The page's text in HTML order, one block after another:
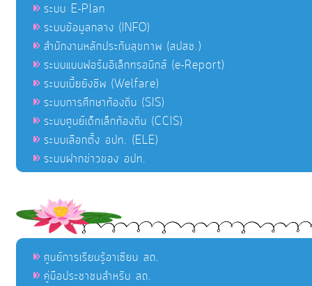
ระบบ E-Plan
ระบบข้อมูลกลาง (INFO)
สำนักงานหลักประกันสุขภาพ (สปสช.)
ระบบแบบฟอร์มอิเล็กทรอนิกส์ (e-Report)
ระบบเบี้ยยังชีพ (Welfare)
ระบบการศึกษาท้องถิ่น (SIS)
ระบบศูนย์เด็กเล็กท้องถิ่น (CCIS)
ระบบเลือกตั้ง อปท. (ELE)
ระบบฝากข่าวของ อปท.
ศูนย์การเรียนรู้อาเซียน สถ.
คู่มือประชาชนสำหรับ สถ.